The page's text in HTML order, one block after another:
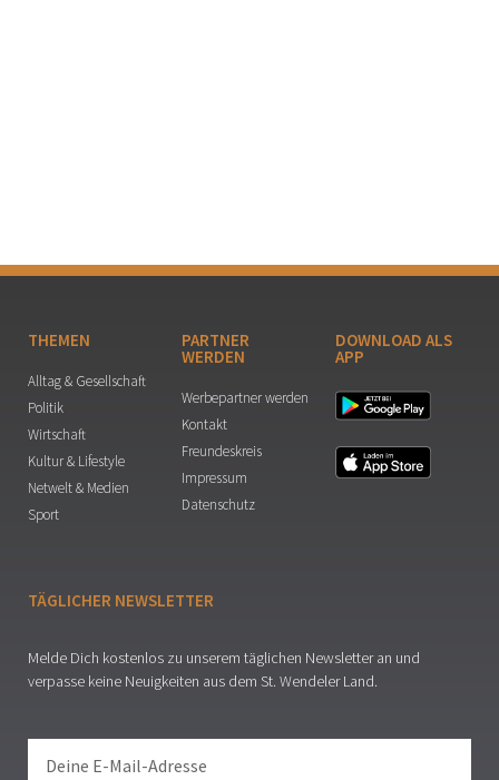
THEMEN
Alltag & Gesellschaft
Politik
Wirtschaft
Kultur & Lifestyle
Netwelt & Medien
Sport
PARTNER
WERDEN
Werbepartner werden
Kontakt
Freundeskreis
Impressum
Datenschutz
DOWNLOAD ALS
APP
TÄGLICHER NEWSLETTER
Melde Dich kostenlos zu unserem täglichen Newsletter an und
verpasse keine Neuigkeiten aus dem St. Wendeler Land.